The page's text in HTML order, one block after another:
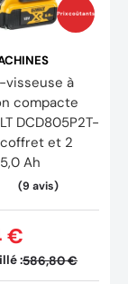
Prix coûtants
visseuse à
compacte
DCD805P2T-
et 2
Ah
:586,80 €
€